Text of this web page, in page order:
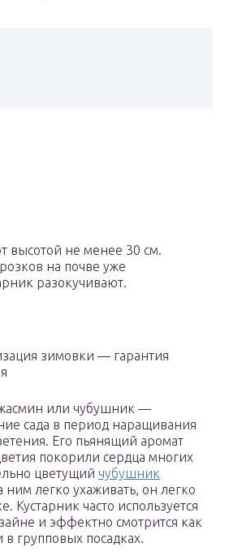
высотой не менее 30 см.
на почве уже
разокучивают.
зимовки — гарантия
или чубушник —
сада в период наращивания
Его пьянящий аромат
покорили сердца многих
цветущий чубушник
легко ухаживать, он легко
Кустарник часто используется
и эффектно смотрится как
в групповых посадках.